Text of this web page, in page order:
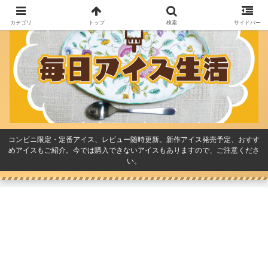
コンビニ限定・定番アイス、レビュー随時更新。新作アイス発売予定、おすす
めアイスもご紹介。今では購入できないアイスもありますので、ご注意くださ
い。
カテゴリ トップ 検索 サイドバー